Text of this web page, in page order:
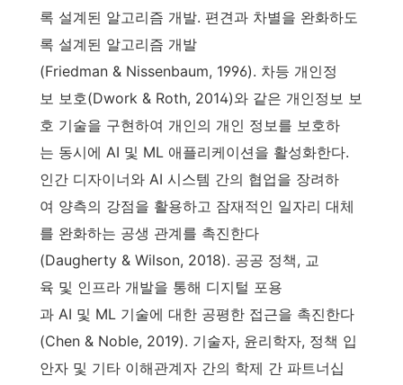
록 설계된 알고리즘 개발. 편견과 차별을 완화하도
록 설계된 알고리즘 개발
(Friedman & Nissenbaum, 1996). 차등 개인정
보 보호(Dwork & Roth, 2014)와 같은 개인정보 보
호 기술을 구현하여 개인의 개인 정보를 보호하
는 동시에 AI 및 ML 애플리케이션을 활성화한다.
인간 디자이너와 AI 시스템 간의 협업을 장려하
여 양측의 강점을 활용하고 잠재적인 일자리 대체
를 완화하는 공생 관계를 촉진한다
(Daugherty & Wilson, 2018). 공공 정책, 교
육 및 인프라 개발을 통해 디지털 포용
과 AI 및 ML 기술에 대한 공평한 접근을 촉진한다
(Chen & Noble, 2019). 기술자, 윤리학자, 정책 입
안자 및 기타 이해관계자 간의 학제 간 파트너십